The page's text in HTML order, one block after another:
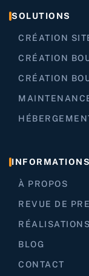
SOLUTIONS
CRÉATION
CRÉATION
CRÉATION
INFORMATIONS
À PROPOS
REVUE DE
RÉALISATIONS
BLOG
CONTACT